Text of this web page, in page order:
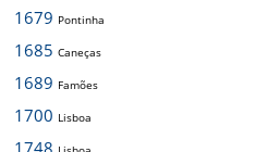
1679 Pontinha
1685 Caneças
1689 Famões
1700 Lisboa
1748